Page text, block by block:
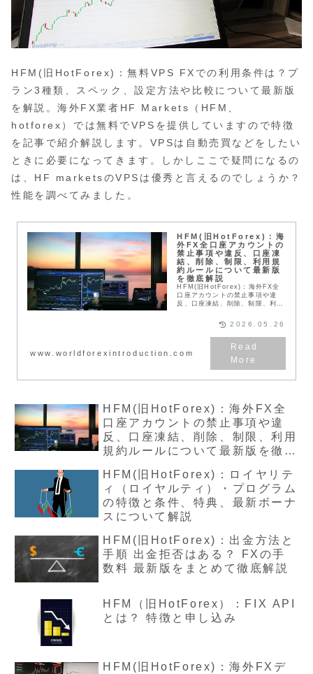
HFM(旧HotForex)：無料VPS FXでの利用条件は？プ
ラン3種類、スペック、設定方法や比較について最新版
を解説。海外FX業者HF Markets（HFM、
hotforex）では無料でVPSを提供していますので特徴
を記事で紹介解説します。VPSは自動売買などをしたい
ときに必要になってきます。しかしここで疑問になるの
は、HF marketsのVPSは優秀と言えるのでしょうか？
性能を調べてみました。
HFM(旧HotForex)：海
外FX全口座アカウントの
禁止事項や違反、口座凍
結、削除、制限、利用規
約ルールについて最新版
を徹底解説
HFM(旧HotForex)：海外FX全
口座アカウントの禁止事項や違
反、口座凍結、削除、制限、利用
止事項はある？本記事で利用や注
意について解説します。世界的に
も人気のFX会社であるHF
Marketsは色々な口座を作ること
ができ、自由にトレードができま
す。しかし何でもOKというわけ
にはいきません。比較的優良な会
ください。
www.worldforexintroduction.com
2026.05.26
HFM(旧HotForex)：海外FX全
口座アカウントの禁止事項や違
反、口座凍結、削除、制限、利用
規約ルールについて最新版を徹底
HFM(旧HotForex)：ロイヤリテ
ィ（ロイヤルティ）・プログラム
の特徴と条件、特典、最新ボーナ
スについて解説
HFM(旧HotForex)：出金方法と
手順 出金拒否はある？ FXの手
数料 最新版をまとめて徹底解説
HFM（旧HotForex）：FIX API
とは？ 特徴と申し込み
HFM(旧HotForex)：海外FXデ